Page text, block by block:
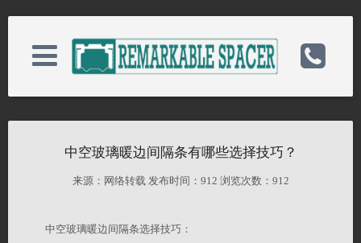
关于我们
产品中心
新闻中心
电话：13806281191(沈)
手机：13806281191(沈)
邮箱：hdjc@ntrmk.com
中空玻璃暖边间隔条有哪些选择技巧？
来源：网络转载 发布时间： 912 浏览次数： 912
中空玻璃暖边间隔条选择技巧：